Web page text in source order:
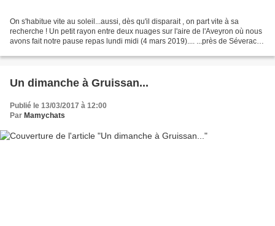
On s'habitue vite au soleil...aussi, dès qu'il disparait , on part vite à sa
recherche ! Un petit rayon entre deux nuages sur l'aire de l'Aveyron où nous
avons fait notre pause repas lundi midi (4 mars 2019).... ...près de Séverac le
Un dimanche à Gruissan...
Publié le 13/03/2017 à 12:00
Par Mamychats